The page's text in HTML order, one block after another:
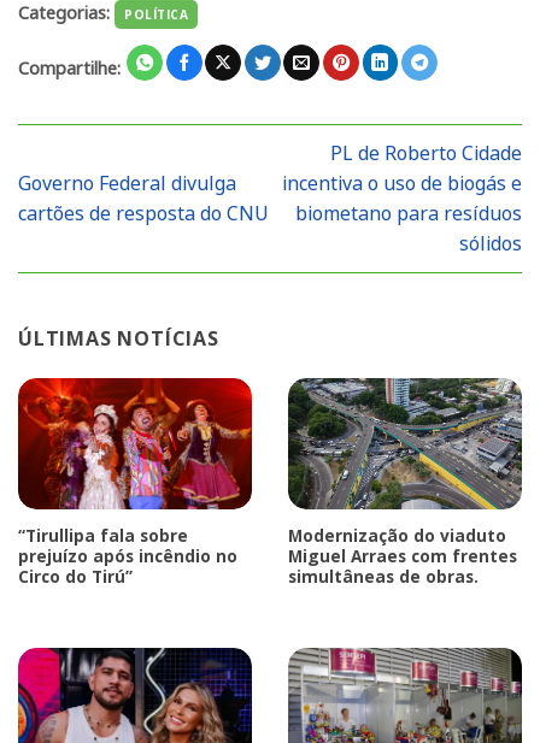
Categorias: POLÍTICA
Compartilhe:
Governo Federal divulga
cartões de resposta do CNU
PL de Roberto Cidade
incentiva o uso de biogás e
biometano para resíduos
sólidos
ÚLTIMAS NOTÍCIAS
“Tirullipa fala sobre
prejuízo após incêndio no
Circo do Tirú”
Modernização do viaduto
Miguel Arraes com frentes
simultâneas de obras.